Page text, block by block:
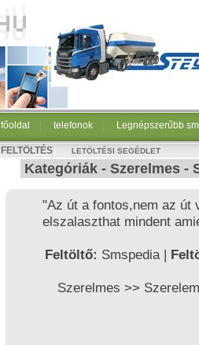
főoldal telefonok Legnépszerűbb
FELTÖLTÉS LETÖLTÉSI SEGÉDLET
Kategóriák - Szerelmes -
"Az út a fontos,nem az út
elszalaszthat mindent
Feltöltő: Smspedia |
Szerelmes >> Szerelem